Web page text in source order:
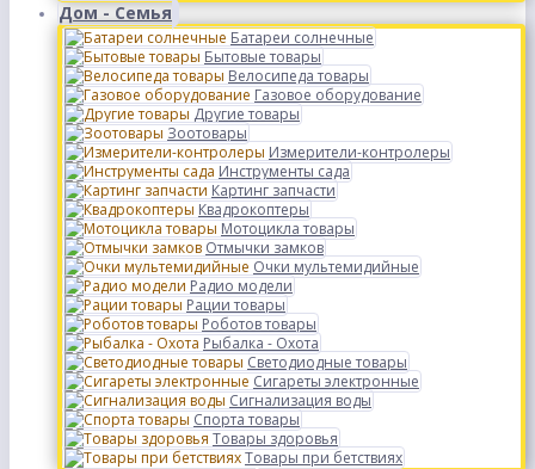
Дом - Семья
Батареи солнечные
Бытовые товары
Велосипеда товары
Газовое оборудование
Другие товары
Зоотовары
Измерители-контролеры
Инструменты сада
Картинг запчасти
Квадрокоптеры
Мотоцикла товары
Отмычки замков
Очки мультемидийные
Радио модели
Рации товары
Роботов товары
Рыбалка - Охота
Светодиодные товары
Сигареты электронные
Сигнализация воды
Спорта товары
Товары здоровья
Товары при бетствиях